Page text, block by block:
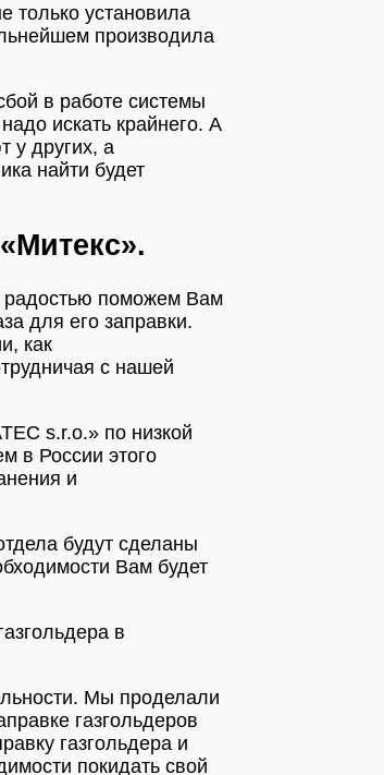
только установила
производила
в работе системы
искать крайнего. А
у других, а
найти будет
радостью поможем Вам
для его заправки.
как
с нашей
s.r.o.» по низкой
в России этого
и
будут сделаны
Вам будет
в
Мы проделали
газгольдеров
газгольдера и
покидать свой